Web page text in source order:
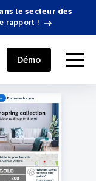
le secteur des
rapport !
menu
Démo